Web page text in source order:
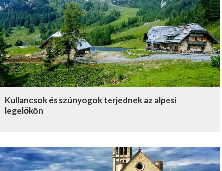
Kullancsok és szúnyogok terjednek az alpesi
legelőkön